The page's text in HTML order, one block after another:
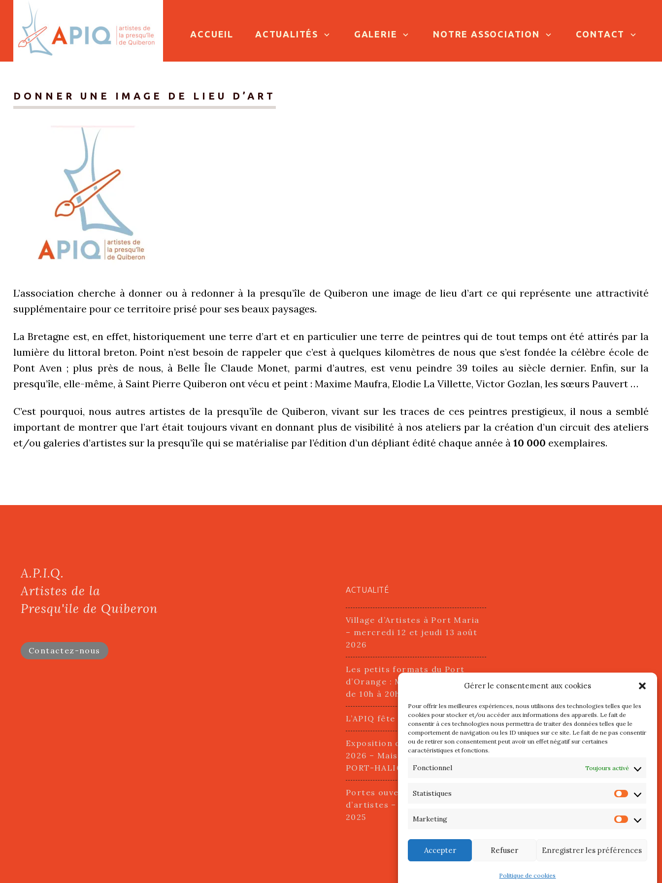
Gérer le consentement aux cookies
Pour offrir les meilleures expériences, nous utilisons des technologies telles que les
cookies pour stocker et/ou accéder aux informations des appareils. Le fait de
consentir à ces technologies nous permettra de traiter des données telles que le
comportement de navigation ou les ID uniques sur ce site. Le fait de ne pas consentir
ou de retirer son consentement peut avoir un effet négatif sur certaines
caractéristiques et fonctions.
Fonctionnel Toujours activé
Statistiques
Marketing
Accepter Refuser Enregistrer les préférences
Politique de cookies
ACCUEIL ACTUALITÉS GALERIE NOTRE ASSOCIATION CONTACT
DONNER UNE IMAGE DE LIEU D’ART
L’association cherche à donner ou à redonner à la presqu’île de Quiberon une image de lieu d’art ce qui représente une attractivité
supplémentaire pour ce territoire prisé pour ses beaux paysages.
La Bretagne est, en effet, historiquement une terre d’art et en particulier une terre de peintres qui de tout temps ont été attirés par la
lumière du littoral breton. Point n’est besoin de rappeler que c’est à quelques kilomètres de nous que s’est fondée la célèbre école de
Pont Aven ; plus près de nous, à Belle Île Claude Monet, parmi d’autres, est venu peindre 39 toiles au siècle dernier. Enfin, sur la
presqu’île, elle-même, à Saint Pierre Quiberon ont vécu et peint : Maxime Maufra, Elodie La Villette, Victor Gozlan, les sœurs Pauvert …
C’est pourquoi, nous autres artistes de la presqu’île de Quiberon, vivant sur les traces de ces peintres prestigieux, il nous a semblé
important de montrer que l’art était toujours vivant en donnant plus de visibilité à nos ateliers par la création d’un circuit des ateliers
et/ou galeries d’artistes sur la presqu’île qui se matérialise par l’édition d’un dépliant édité chaque année à 10 000 exemplaires.
A.P.I.Q.
Artistes de la
Presqu'ile de Quiberon
Contactez-nous
ACTUALITÉ
Village d’Artistes à Port Maria
– mercredi 12 et jeudi 13 août
2026
Les petits formats du Port
d’Orange : Mercredi 22 juillet
de 10h à 20h
L’APIQ fête ses 10 ans
Exposition du 20 Avril au 3 Mai
2026 – Maison du Phare de
PORT-HALIGUEN – QUIBERON
Portes ouvertes des ateliers
d’artistes – 13 et 14 Septembre
2025